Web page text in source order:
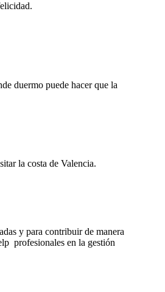
duermo puede hacer que la
la costa de Valencia.
y para contribuir de manera
profesionales en la gestión